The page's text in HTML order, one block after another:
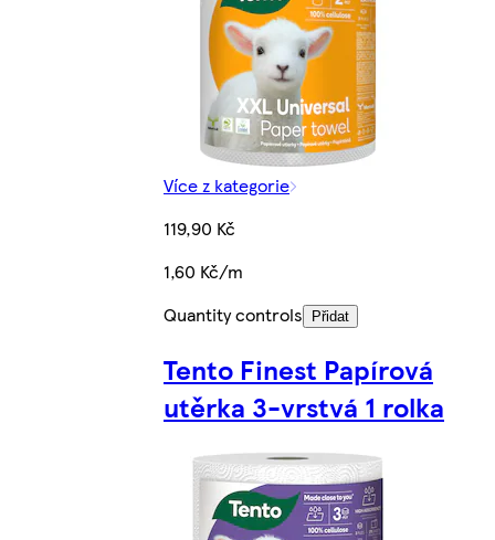
Více z kategorie
119,90 Kč
1,60 Kč/m
Quantity controls
Přidat
Tento Finest Papírová
utěrka 3-vrstvá 1 rolka